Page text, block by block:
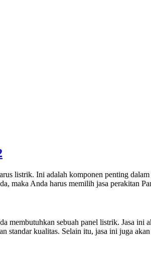
listrik. Ini adalah komponen penting
maka Anda harus memilih jasa perakitan
membutuhkan sebuah panel listrik. Jasa
kualitas. Selain itu, jasa ini juga